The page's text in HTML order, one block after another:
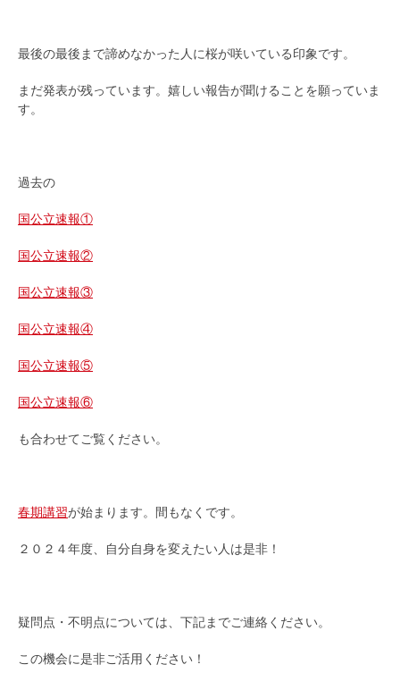
最後の最後まで諦めなかった人に桜が咲いている印象です。
まだ発表が残っています。嬉しい報告が聞けることを願っていま
す。
過去の
国公立速報①
国公立速報②
国公立速報③
国公立速報④
国公立速報⑤
国公立速報⑥
も合わせてご覧ください。
春期講習が始まります。間もなくです。
２０２４年度、自分自身を変えたい人は是非！
疑問点・不明点については、下記までご連絡ください。
この機会に是非ご活用ください！